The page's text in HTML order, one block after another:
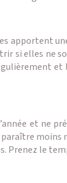
si elles ne
et
et ne
le